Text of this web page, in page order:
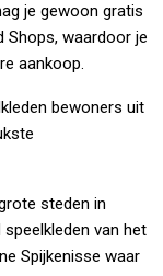
je gewoon gratis
Shops, waardoor je
aankoop.
bewoners uit
steden in
van het
Spijkenisse waar